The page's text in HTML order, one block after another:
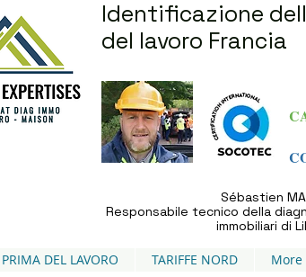
Identificazione
del lavoro Francia
Sébastien
Responsabile tecnico della
immobiliari di
DEL LAVORO TARIFFE NORD More